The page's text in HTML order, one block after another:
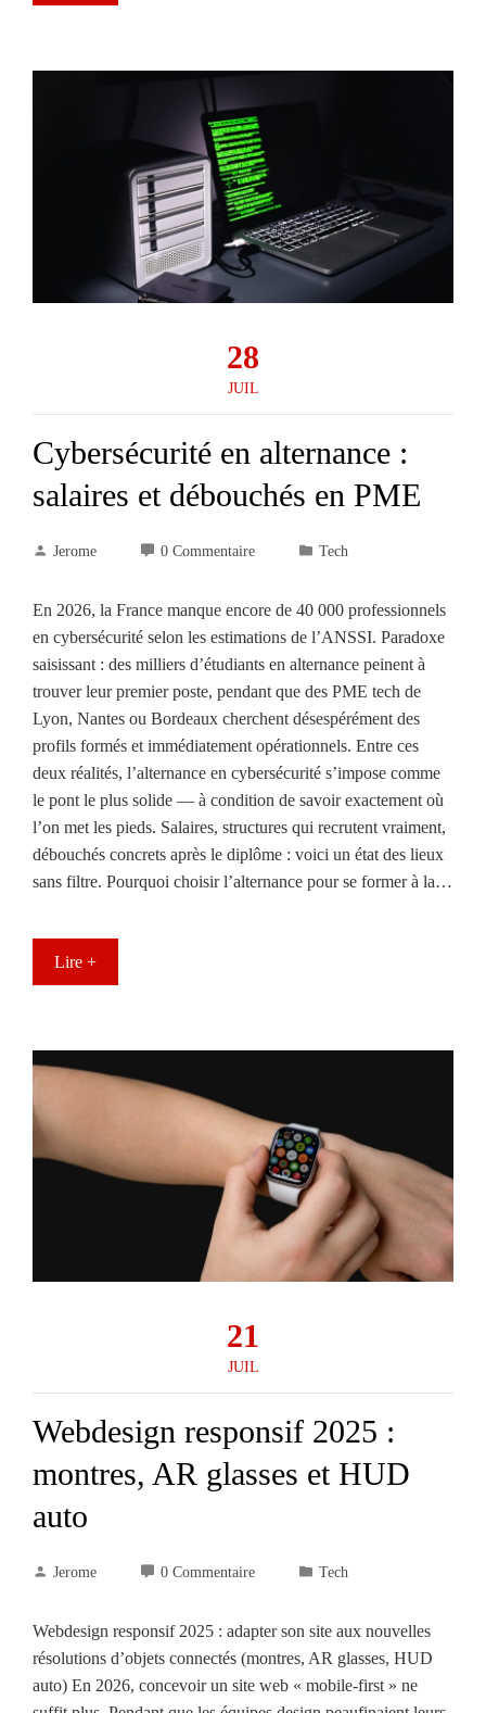
28
JUIL
Cybersécurité en alternance :
salaires et débouchés en PME
Jerome 0 Commentaire Tech
En 2026, la France manque encore de 40 000 professionnels
en cybersécurité selon les estimations de l’ANSSI. Paradoxe
saisissant : des milliers d’étudiants en alternance peinent à
trouver leur premier poste, pendant que des PME tech de
Lyon, Nantes ou Bordeaux cherchent désespérément des
profils formés et immédiatement opérationnels. Entre ces
deux réalités, l’alternance en cybersécurité s’impose comme
le pont le plus solide — à condition de savoir exactement où
l’on met les pieds. Salaires, structures qui recrutent vraiment,
débouchés concrets après le diplôme : voici un état des lieux
sans filtre. Pourquoi choisir l’alternance pour se former à la…
Lire +
21
JUIL
Webdesign responsif 2025 :
montres, AR glasses et HUD
auto
Jerome 0 Commentaire Tech
Webdesign responsif 2025 : adapter son site aux nouvelles
résolutions d’objets connectés (montres, AR glasses, HUD
auto) En 2026, concevoir un site web « mobile-first » ne